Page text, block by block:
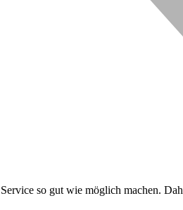
so gut wie möglich machen.